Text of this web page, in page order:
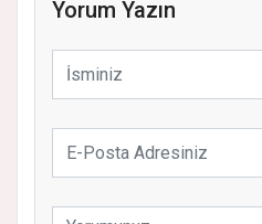
Yorum Yazın